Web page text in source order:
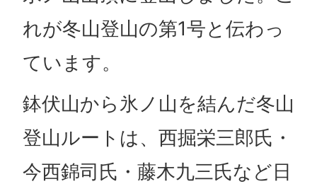
れが冬山登山の第1号と伝わっ
ています。
鉢伏山から氷ノ山を結んだ冬山
登山ルートは、西掘栄三郎氏・
今西錦司氏・藤木九三氏など日